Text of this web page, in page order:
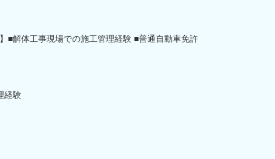
■解体工事現場での施工管理経験 ■普通自動車免許
経験